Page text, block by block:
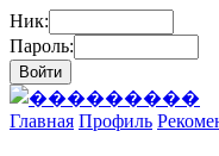
Ник:
Пароль:
Главная Профиль